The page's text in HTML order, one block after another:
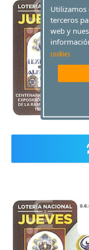
Utilizamos
terceros
web y
cookies